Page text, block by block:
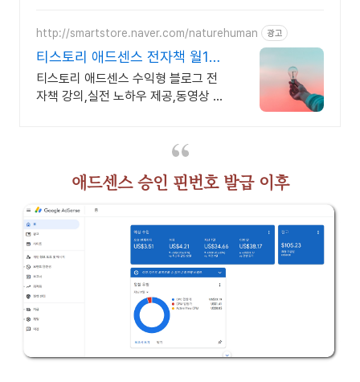
http://smartstore.naver.com/naturehuman 광고
티스토리 애드센스 전자책 월100
만원 고정 수익발생!
티스토리 애드센스 수익형 블로그 전
자책 강의,실전 노하우 제공,동영상 강
애드센스 승인 핀번호 발급 이후